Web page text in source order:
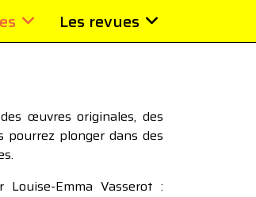
Les revues
œuvres originales, des
pourrez plonger dans des
Emma Vasserot :